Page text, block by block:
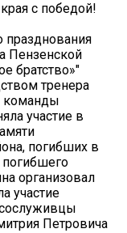
с победой!
празднования
Пензенской
братство»"
тренера
команды
участие в
погибших в
погибшего
организовал
участие
Петровича